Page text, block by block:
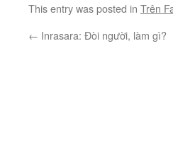
This entry was posted in Trên
← Inrasara: Đòi người, làm gì?